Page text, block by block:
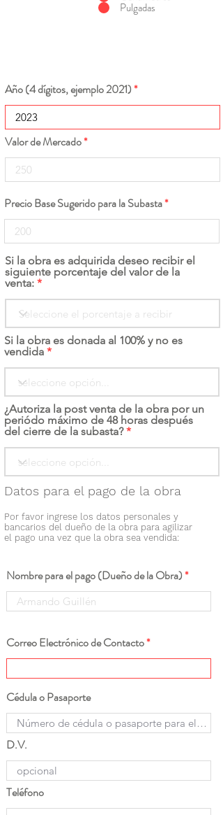
Pulgadas
Año (4 dígitos, ejemplo 2021)
Valor de Mercado
Precio Base Sugerido para la Subasta
Si la obra es adquirida deseo recibir el
siguiente porcentaje del valor de la
venta:
Si la obra es donada al 100% y no es
vendida
¿Autoriza la post venta de la obra por un
periódo máximo de 48 horas después
del cierre de la subasta?
Datos para el pago de la obra
Por favor ingrese los datos personales y
bancarios del dueño de la obra para agilizar
el pago una vez que la obra sea vendida:
Nombre para el pago (Dueño de la Obra)
Correo Electrónico de Contacto
Cédula o Pasaporte
D.V.
Teléfono